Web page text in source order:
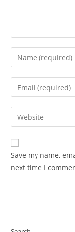
Enter
your
name
comment
Enter
your
email
address
comment
Enter
your
website
URL
(optional)
Save my name,
next time I